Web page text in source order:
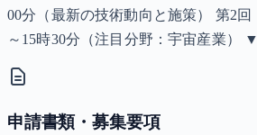
00分（最新の技術動向と施策） 第2回
～15時30分（注目分野：宇宙産業）
申請書類・募集要項